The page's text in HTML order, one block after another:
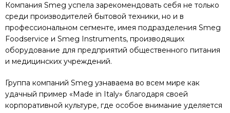
Компания Smeg успела зарекомендовать себя не только
среди производителей бытовой техники, но и в
профессиональном сегменте, имея подразделения Smeg
Foodservice и Smeg Instruments, производящих
оборудование для предприятий общественного питания
и медицинских учреждений.
Группа компаний Smeg узнаваема во всем мире как
удачный пример «Made in Italy» благодаря своей
корпоративной культуре, где особое внимание уделяется